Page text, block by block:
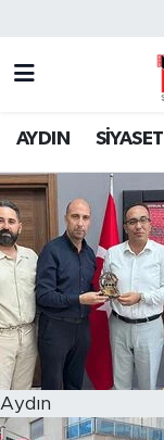
AYDIN SİYASET
Aydın